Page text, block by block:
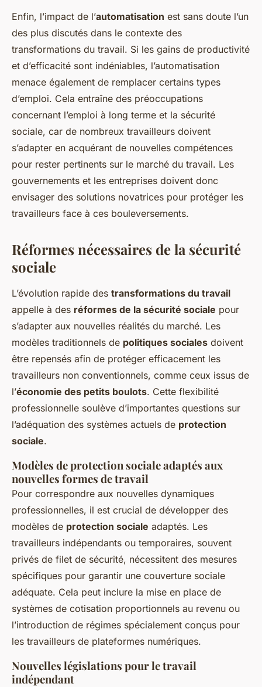
Enfin, l’impact de l’automatisation est sans doute l’un
des plus discutés dans le contexte des
transformations du travail. Si les gains de productivité
et d’efficacité sont indéniables, l’automatisation
menace également de remplacer certains types
d’emploi. Cela entraîne des préoccupations
concernant l’emploi à long terme et la sécurité
sociale, car de nombreux travailleurs doivent
s’adapter en acquérant de nouvelles compétences
pour rester pertinents sur le marché du travail. Les
gouvernements et les entreprises doivent donc
envisager des solutions novatrices pour protéger les
travailleurs face à ces bouleversements.
Réformes nécessaires de la sécurité
sociale
L’évolution rapide des transformations du travail
appelle à des réformes de la sécurité sociale pour
s’adapter aux nouvelles réalités du marché. Les
modèles traditionnels de politiques sociales doivent
être repensés afin de protéger efficacement les
travailleurs non conventionnels, comme ceux issus de
l’économie des petits boulots. Cette flexibilité
professionnelle soulève d’importantes questions sur
l’adéquation des systèmes actuels de protection
sociale.
Modèles de protection sociale adaptés aux
nouvelles formes de travail
Pour correspondre aux nouvelles dynamiques
professionnelles, il est crucial de développer des
modèles de protection sociale adaptés. Les
travailleurs indépendants ou temporaires, souvent
privés de filet de sécurité, nécessitent des mesures
spécifiques pour garantir une couverture sociale
adéquate. Cela peut inclure la mise en place de
systèmes de cotisation proportionnels au revenu ou
l’introduction de régimes spécialement conçus pour
les travailleurs de plateformes numériques.
Nouvelles législations pour le travail
indépendant